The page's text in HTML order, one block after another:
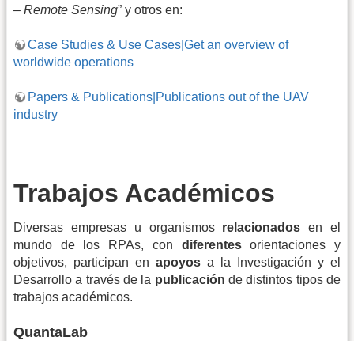
– Remote Sensing” y otros en:
Case Studies & Use Cases|Get an overview of
worldwide operations
Papers & Publications|Publications out of the UAV
industry
Trabajos Académicos
Diversas empresas u organismos relacionados en el
mundo de los RPAs, con diferentesorientaciones y
objetivos, participan en apoyos a la Investigación y el
Desarrollo a través de la publicación de distintos tipos de
trabajos académicos.
QuantaLab